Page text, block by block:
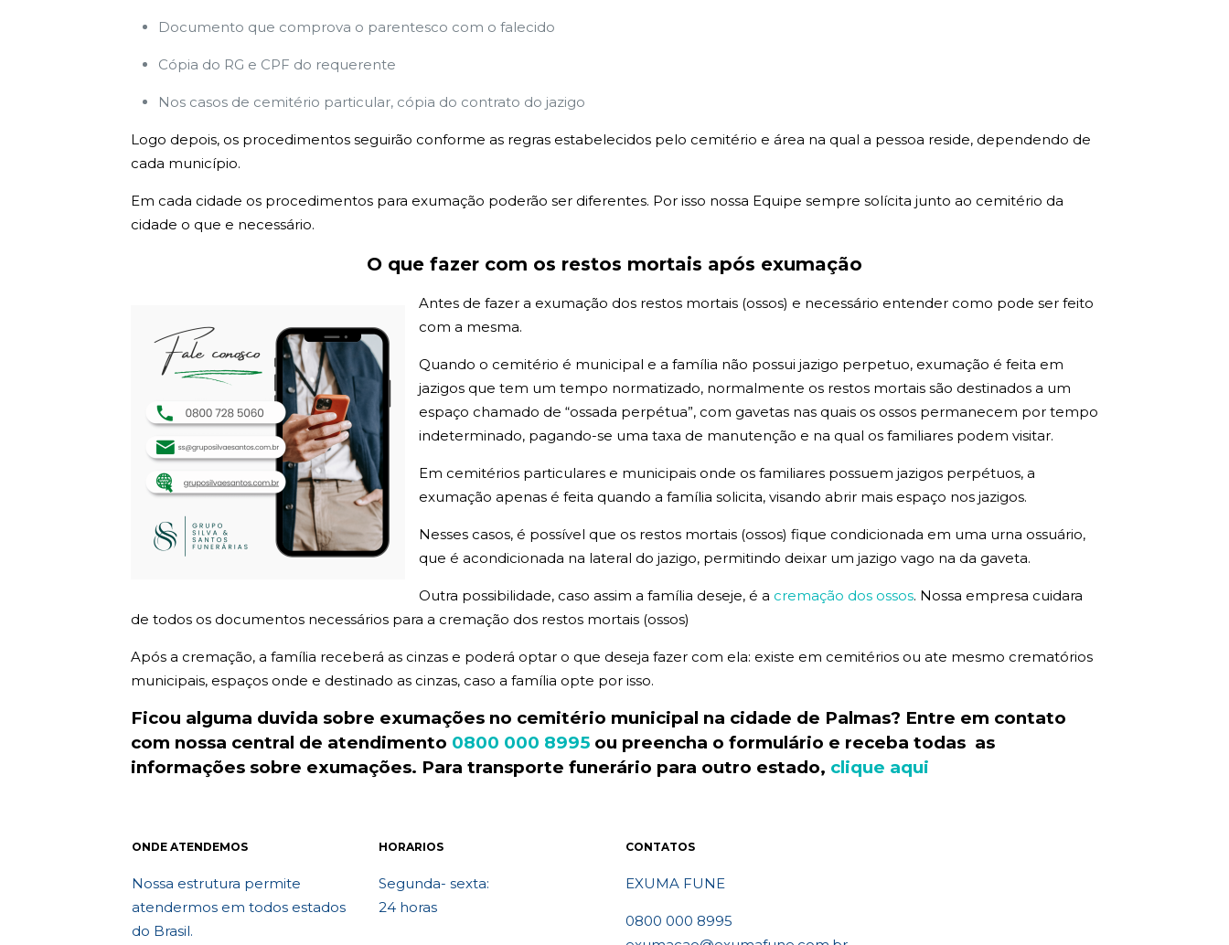
Documento que comprova o parentesco com o falecido
Cópia do RG e CPF do requerente
Nos casos de cemitério particular, cópia do contrato do jazigo
Logo depois, os procedimentos seguirão conforme as regras estabelecidos pelo cemitério e área na qual a pessoa reside, dependendo de
cada município.
Em cada cidade os procedimentos para exumação poderão ser diferentes. Por isso nossa Equipe sempre solícita junto ao cemitério da
cidade o que e necessário.
O que fazer com os restos mortais após exumação
Antes de fazer a exumação dos restos mortais (ossos) e necessário entender como pode ser feito
com a mesma.
Quando o cemitério é municipal e a família não possui jazigo perpetuo, exumação é feita em
jazigos que tem um tempo normatizado, normalmente os restos mortais são destinados a um
espaço chamado de “ossada perpétua”, com gavetas nas quais os ossos permanecem por tempo
indeterminado, pagando-se uma taxa de manutenção e na qual os familiares podem visitar.
Em cemitérios particulares e municipais onde os familiares possuem jazigos perpétuos, a
exumação apenas é feita quando a família solicita, visando abrir mais espaço nos jazigos.
Nesses casos, é possível que os restos mortais (ossos) fique condicionada em uma urna ossuário,
que é acondicionada na lateral do jazigo, permitindo deixar um jazigo vago na da gaveta.
Outra possibilidade, caso assim a família deseje, é a cremação dos ossos. Nossa empresa cuidara
de todos os documentos necessários para a cremação dos restos mortais (ossos)
Após a cremação, a família receberá as cinzas e poderá optar o que deseja fazer com ela: existe em cemitérios ou ate mesmo crematórios
municipais, espaços onde e destinado as cinzas, caso a família opte por isso.
Ficou alguma duvida sobre exumações no cemitério municipal na cidade de Palmas? Entre em contato
com nossa central de atendimento 0800 000 8995ou preencha o formulário e receba todas as
informações sobre exumações. Para transporte funerário para outro estado, clique aqui
ONDE ATENDEMOS
Nossa estrutura permite
atendermos em todos estados
do Brasil.
HORARIOS
Segunda- sexta:
24 horas
CONTATOS
EXUMA FUNE
0800 000 8995